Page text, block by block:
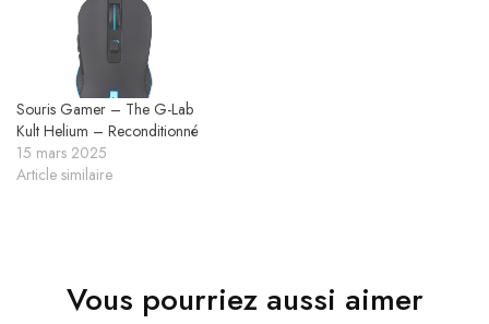
Souris Gamer – The G-Lab
Kult Helium – Reconditionné
15 mars 2025
Article similaire
Vous pourriez aussi aimer